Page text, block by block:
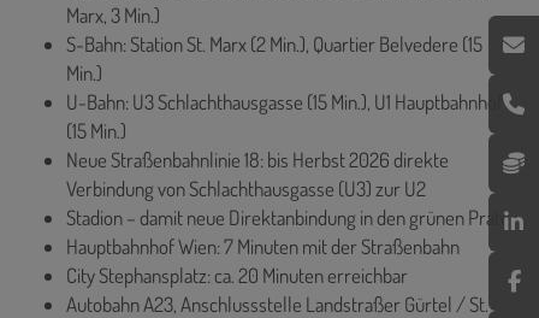
Marx, 3 Min.)
S-Bahn: Station St. Marx (2 Min.), Quartier Belvedere (15
Min.)
U-Bahn: U3 Schlachthausgasse (15 Min.), U1 Hauptbahnhof
(15 Min.)
Neue Straßenbahnlinie 18: bis Herbst 2026 direkte
Verbindung von Schlachthausgasse (U3) zur U2
Stadion – damit neue Direktanbindung in den grünen Prater
Hauptbahnhof Wien: 7 Minuten mit der Straßenbahn
City Stephansplatz: ca. 20 Minuten erreichbar
Autobahn A23, Anschlussstelle Landstraßer Gürtel / St.